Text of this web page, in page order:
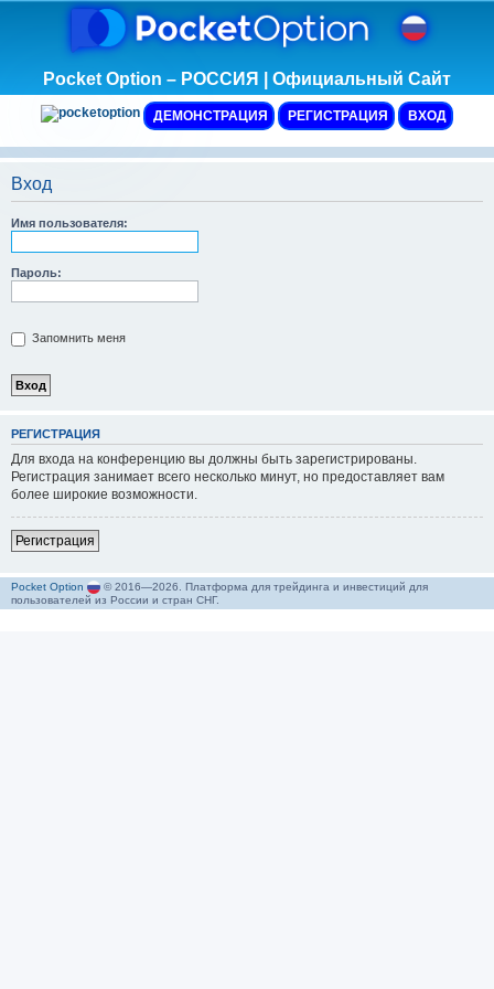
Pocket Option – РОССИЯ | Официальный Сайт
ДЕМОНСТРАЦИЯ РЕГИСТРАЦИЯ ВХОД
Вход
Имя пользователя:
Пароль:
Запомнить меня
РЕГИСТРАЦИЯ
Для входа на конференцию вы должны быть зарегистрированы.
Регистрация занимает всего несколько минут, но предоставляет вам
более широкие возможности.
Регистрация
Pocket Option
© 2016—2026. Платформа для трейдинга и инвестиций для
пользователей из России и стран СНГ.